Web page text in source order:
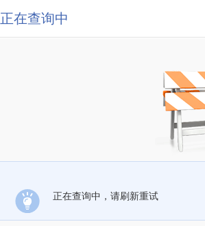
正在查询中
正在查询中，请刷新重试